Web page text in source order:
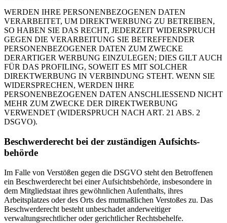
WERDEN IHRE PERSONENBEZOGENEN DATEN
VERARBEITET, UM DIREKTWERBUNG ZU BETREIBEN,
SO HABEN SIE DAS RECHT, JEDERZEIT WIDERSPRUCH
GEGEN DIE VERARBEITUNG SIE BETREFFENDER
PERSONENBEZOGENER DATEN ZUM ZWECKE
DERARTIGER WERBUNG EINZULEGEN; DIES GILT AUCH
FÜR DAS PROFILING, SOWEIT ES MIT SOLCHER
DIREKTWERBUNG IN VERBINDUNG STEHT. WENN SIE
WIDERSPRECHEN, WERDEN IHRE
PERSONENBEZOGENEN DATEN ANSCHLIESSEND NICHT
MEHR ZUM ZWECKE DER DIREKTWERBUNG
VERWENDET (WIDERSPRUCH NACH ART. 21 ABS. 2
DSGVO).
Beschwerde­recht bei der zuständigen Aufsichts­
behörde
Im Falle von Verstößen gegen die DSGVO steht den Betroffenen
ein Beschwerderecht bei einer Aufsichtsbehörde, insbesondere in
dem Mitgliedstaat ihres gewöhnlichen Aufenthalts, ihres
Arbeitsplatzes oder des Orts des mutmaßlichen Verstoßes zu. Das
Beschwerderecht besteht unbeschadet anderweitiger
verwaltungsrechtlicher oder gerichtlicher Rechtsbehelfe.